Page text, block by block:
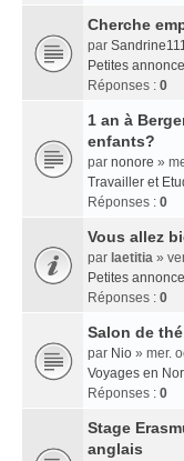
Cherche
par
Petites
Réponses : 0
1 an à
enfants?
par nonore »
Travailler et
Réponses : 0
Vous allez
par laetitia »
Petites
Réponses : 0
Salon de
par Nio » mer.
Voyages en
Réponses : 0
Stage
anglais